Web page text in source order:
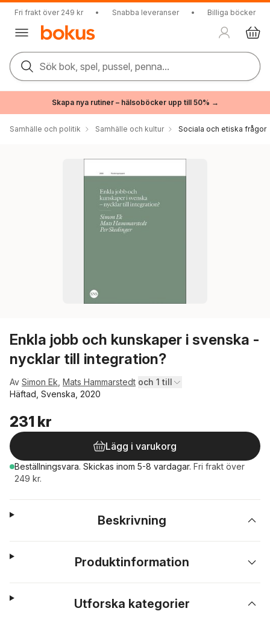
Fri frakt över 249 kr • Snabba leveranser • Billiga böcker
Sök bok, spel, pussel, penna...
Skapa nya rutiner – hälsoböcker upp till 50% →
Samhälle och politik Samhälle och kultur Sociala och etiska frågor
Enkla jobb och kunskaper i svenska -
nycklar till integration?
Av Simon Ek Mats Hammarstedt och 1 till
Häftad, Svenska, 2020
231 kr
Lägg i varukorg
Beställningsvara. Skickas inom 5-8 vardagar. Fri frakt över
249 kr.
Beskrivning
Produktinformation
Utforska kategorier